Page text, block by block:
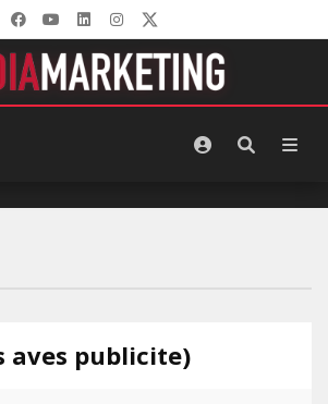
aves publicite)